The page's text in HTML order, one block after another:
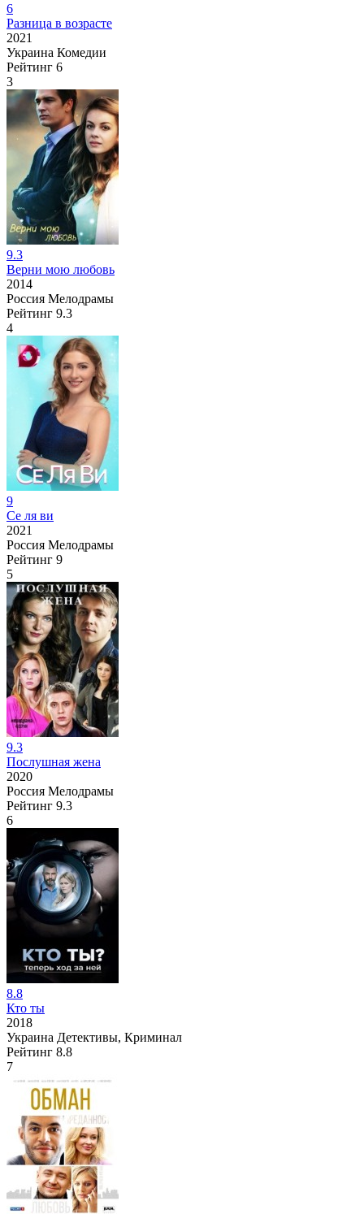
6
Разница в возрасте
2021
Украина Комедии
Рейтинг 6
3
9.3
Верни мою любовь
2014
Россия Мелодрамы
Рейтинг 9.3
4
9
Се ля ви
2021
Россия Мелодрамы
Рейтинг 9
5
9.3
Послушная жена
2020
Россия Мелодрамы
Рейтинг 9.3
6
8.8
Кто ты
2018
Украина Детективы, Криминал
Рейтинг 8.8
7